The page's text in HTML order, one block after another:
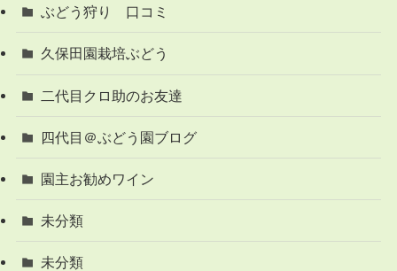
ぶどう狩り 口コミ
久保田園栽培ぶどう
二代目クロ助のお友達
四代目＠ぶどう園ブログ
園主お勧めワイン
未分類
未分類